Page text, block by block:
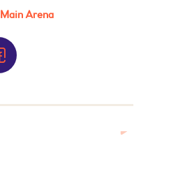
Main Arena